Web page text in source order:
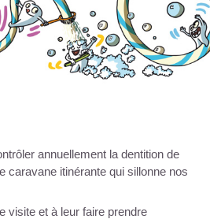
annuellement la dentition de
caravane itinérante qui sillonne nos
visite et à leur faire prendre